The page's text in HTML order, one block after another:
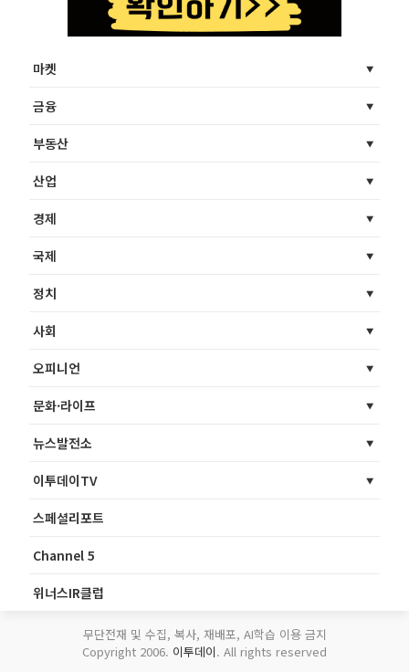
마켓
금융
부동산
산업
경제
국제
정치
사회
오피니언
문화·라이프
뉴스발전소
이투데이TV
스페셜리포트
Channel 5
위너스IR클럽
무단전재 및 수집, 복사, 재배포, AI학습 이용 금지
Copyright 2006. 이투데이. All rights reserved